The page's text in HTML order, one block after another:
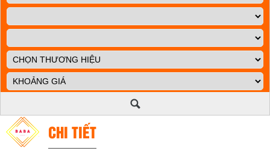
CHI TIẾT